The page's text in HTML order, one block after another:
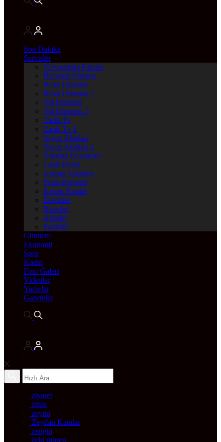
Son Dakika
Servisler
Vizyondaki Filmler
Haftanin Filmleri
Hava Durumu
Hava Durumu 2
Yol Durumu
Yol Durumu 2
Canlı Tv
Canlı Tv 2
Yayın Akışları
Yayın Akışları 2
Nöbetçi Eczaneler
Canlı Borsa
Namaz Vakitleri
Puan Durumu
Kripto Paralar
Dövizler
Hisseler
Altınlar
Pariteler
Gündem
Ekonomi
Spor
Kadın
Foto Galeri
Videolar
Yazarlar
Gazeteler
ziyaret
zihin
zeytin
Zeydan Karalar
zengin
zeki müren